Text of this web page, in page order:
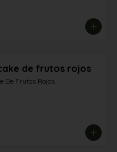
de frutos rojos
De Frutos Rojos